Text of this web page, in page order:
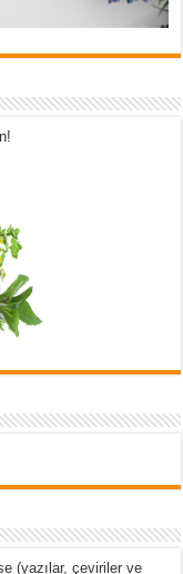
(yazılar, çeviriler ve